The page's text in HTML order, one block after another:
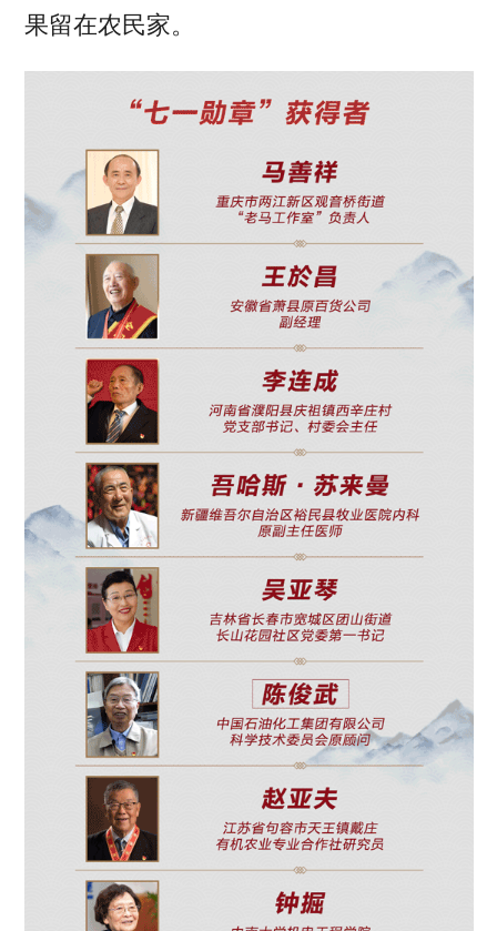
果留在农民家。